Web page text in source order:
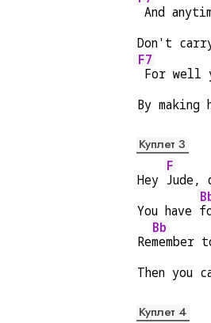
And
Don't
F7
For well
By making
Куплет 3
Hey
F
Jude,
You have
Re
Bb
Then you
Куплет 4